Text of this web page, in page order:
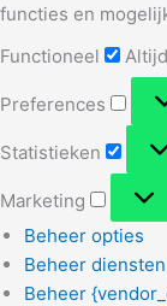
functies en
Functioneel
Preferences
Statistieken
Marketing
Beheer opties
Beheer diensten
Beheer